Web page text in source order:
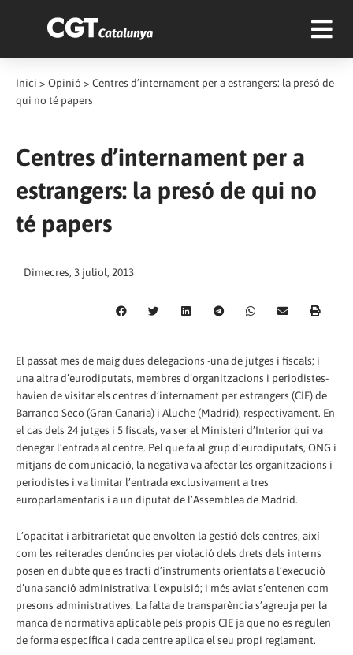
Inici > Opinió > Centres d’internament per a estrangers: la presó de
qui no té papers
Centres d’internament per a
estrangers: la presó de qui no
té papers
Dimecres, 3 juliol, 2013
El passat mes de maig dues delegacions -una de jutges i fiscals; i
una altra d’eurodiputats, membres d’organitzacions i periodistes-
havien de visitar els centres d’internament per estrangers (CIE) de
Barranco Seco (Gran Canaria) i Aluche (Madrid), respectivament. En
el cas dels 24 jutges i 5 fiscals, va ser el Ministeri d’Interior qui va
denegar l’entrada al centre. Pel que fa al grup d’eurodiputats, ONG i
mitjans de comunicació, la negativa va afectar les organitzacions i
periodistes i va limitar l’entrada exclusivament a tres
europarlamentaris i a un diputat de l’Assemblea de Madrid.
L’opacitat i arbitrarietat que envolten la gestió dels centres, així
com les reiterades denúncies per violació dels drets dels interns
posen en dubte que es tracti d’instruments orientats a l’execució
d’una sanció administrativa: l’expulsió; i més aviat s’entenen com
presons administratives. La falta de transparència s’agreuja per la
manca de normativa aplicable pels propis CIE ja que no es regulen
de forma específica i cada centre aplica el seu propi reglament.